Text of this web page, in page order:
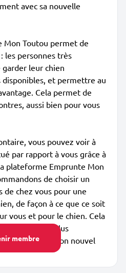
membre
avec sa nouvelle
Mon Toutou permet de
les personnes très
leur chien
disponibles, et permettre au
Cela permet de
aussi bien pour vous
vous pouvez voir à
par rapport à vous grâce à
plateforme Emprunte Mon
de choisir un
chez vous pour une
de façon à ce que ce soit
vous et pour le chien. Cela
ses marques plus
plus vite à son nouvel